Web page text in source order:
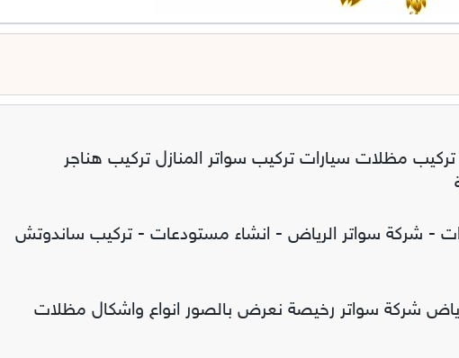
مظلات سيارات تركيب سواتر المنازل تركيب هناجر
- شركة سواتر الرياض - انشاء مستودعات - تركيب ساندوتش
شركة سواتر رخيصة نعرض بالصور انواع واشكال مظلات